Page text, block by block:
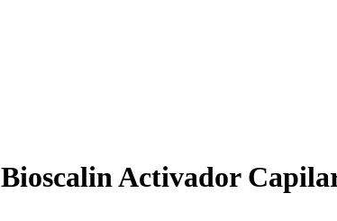
Bioscalin Activador